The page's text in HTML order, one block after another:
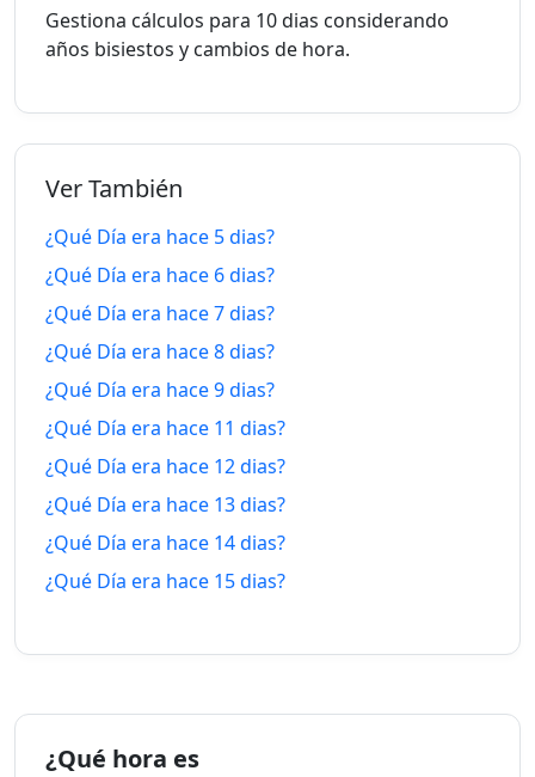
5 dias
1/8/26
5 dias
hace
31/7/26
6 dias
7 dias
hace
30/7/26
dentro-
de
8 dias
29/7/26
8 dias
dentro-
de
9 dias
hace
28/7/26
9 dias
dentro-
de
10
10 dias
hace
Gestiona cálculos para 10 dias considerando
años bisiestos y cambios de hora.
Ver También
¿Qué Día era hace 5 dias?
¿Qué Día era hace 6 dias?
¿Qué Día era hace 7 dias?
¿Qué Día era hace 8 dias?
¿Qué Día era hace 9 dias?
¿Qué Día era hace 11 dias?
¿Qué Día era hace 12 dias?
¿Qué Día era hace 13 dias?
¿Qué Día era hace 14 dias?
¿Qué Día era hace 15 dias?
¿Qué hora es